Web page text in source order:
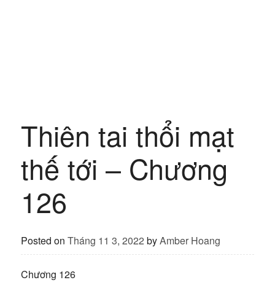
Thiên tai thổi mạt
thế tới – Chương
126
Posted on Tháng 11 3, 2022 byAmber Hoang
Chương 126